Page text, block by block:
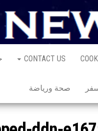
CONTACT US
صحة ورياضة